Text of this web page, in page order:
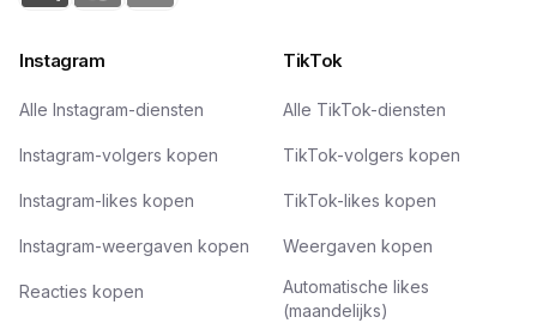
Instagram
Alle Instagram-diensten
Instagram-volgers kopen
Instagram-likes kopen
Instagram-weergaven kopen
Reacties kopen
TikTok
Alle TikTok-diensten
TikTok-volgers kopen
TikTok-likes kopen
Weergaven kopen
Automatische likes
(maandelijks)